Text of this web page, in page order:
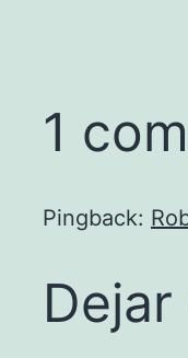
1
Pingback: